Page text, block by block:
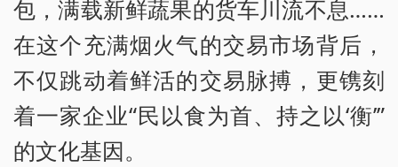
包，满载新鲜蔬果的货车川流不息……
在这个充满烟火气的交易市场背后，
不仅跳动着鲜活的交易脉搏，更镌刻
着一家企业“民以食为首、持之以‘衡’”
的文化基因。